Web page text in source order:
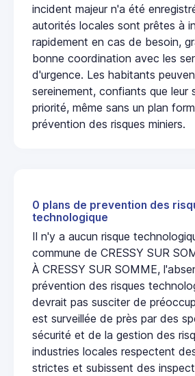
incident majeur n'a été
autorités locales sont prêtes à
rapidement en cas de besoin,
bonne coordination avec les
d'urgence. Les habitants
sereinement, confiants que leur
priorité, même sans un plan
prévention des risques miniers.
0 plans de prevention des
technologique
Il n'y a aucun risque
commune de CRESSY SUR
À CRESSY SUR SOMME,
prévention des risques
devrait pas susciter de
est surveillée de près par des
sécurité et de la gestion des
industries locales respectent
strictes et subissent des